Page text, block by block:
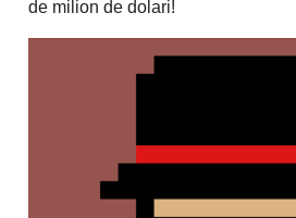
de milion de dolari!